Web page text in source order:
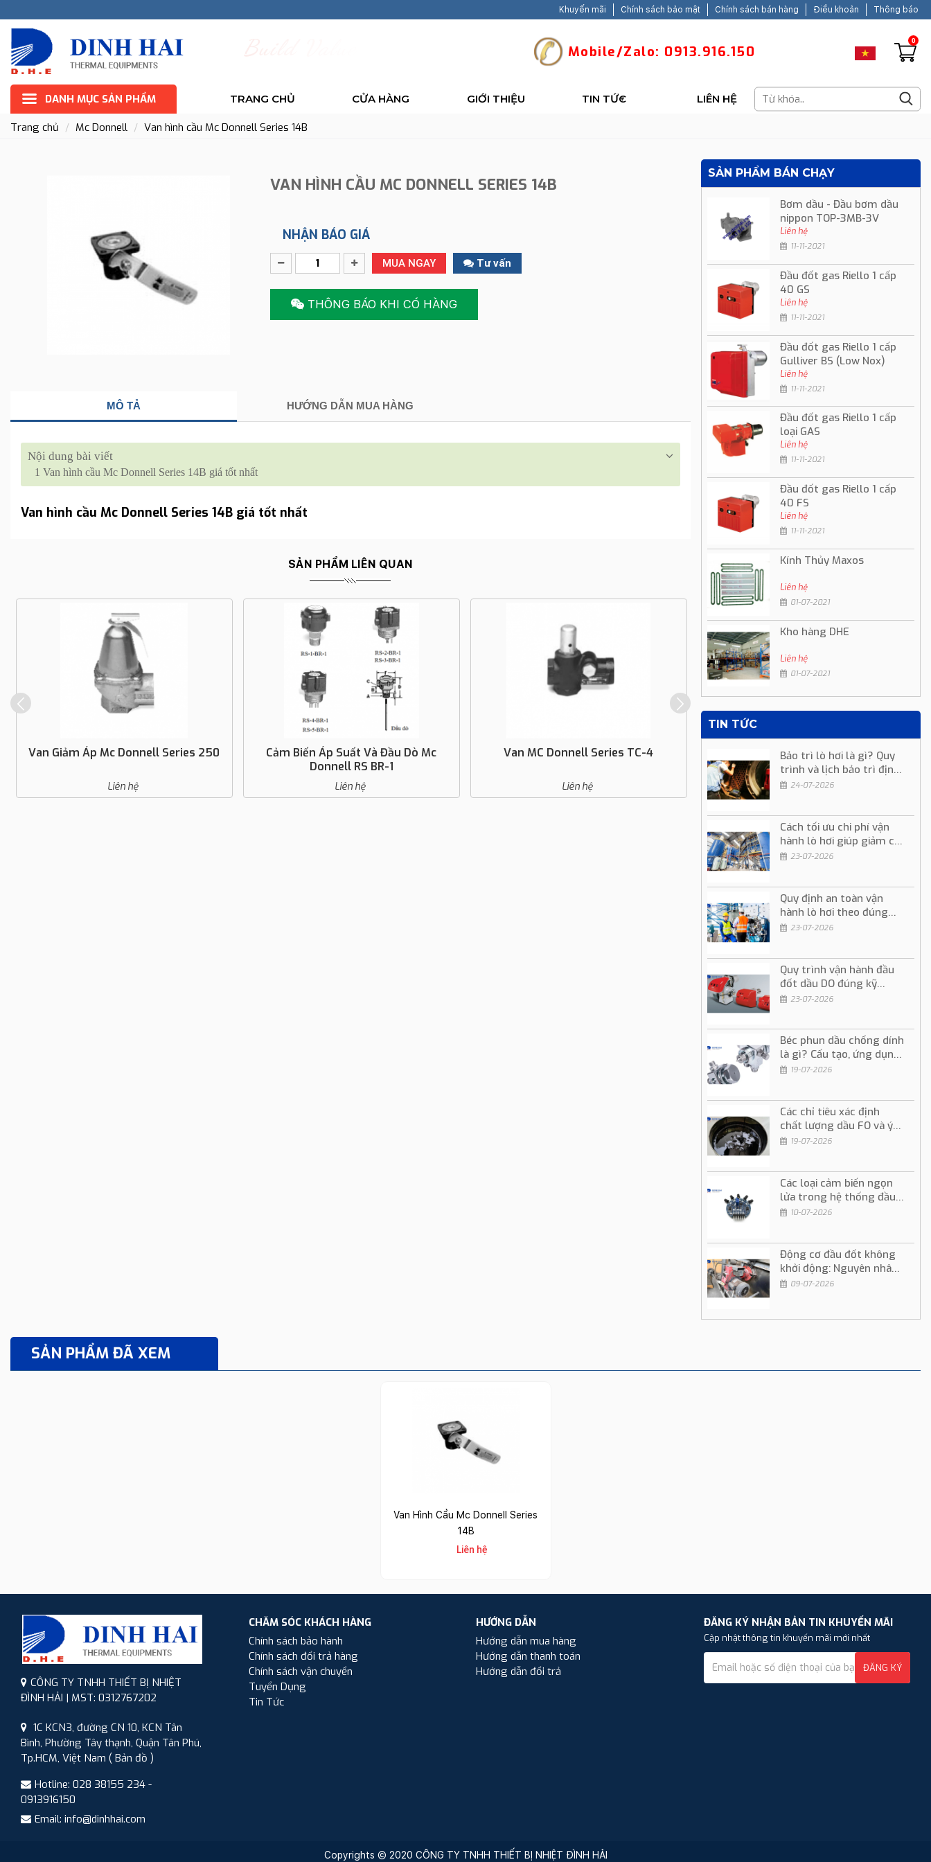
Khuyến mãi Chính sách bảo mật Chính sách bán hàng Điều khoản Thông báo
Mobile/Zalo: 0913.916.150
0
DANH MỤC SẢN PHẨM TRANG CHỦ CỬA HÀNG GIỚI THIỆU TIN TỨC LIÊN HỆ
Trang chủ Mc Donnell Van hình cầu Mc Donnell Series 14B
VAN HÌNH CẦU MC DONNELL SERIES 14B
NHẬN BÁO GIÁ
MUA NGAY Tư vấn
THÔNG BÁO KHI CÓ HÀNG
MÔ TẢ HƯỚNG DẪN MUA HÀNG
Nội dung bài viết
1 Van hình cầu Mc Donnell Series 14B giá tốt nhất
Van hình cầu Mc Donnell Series 14B giá tốt nhất
SẢN PHẨM LIÊN QUAN
Van Giảm Áp Mc Donnell Series 250
Liên hệ
Cảm Biến Áp Suất Và Đầu Dò Mc
Donnell RS BR-1
Liên hệ
Van MC Donnell Series TC-4
Liên hệ
Thiết Bị Điều Chỉnh Mực Nước Lò Hơi
MC 94
Liên hệ
SẢN PHẨM BÁN CHẠY
Bơm dầu - Đầu bơm dầu
nippon TOP-3MB-3V
Liên hệ
11-11-2021
Đầu đốt gas Riello 1 cấp
40 GS
Liên hệ
11-11-2021
Đầu đốt gas Riello 1 cấp
Gulliver BS (Low Nox)
Liên hệ
11-11-2021
Đầu đốt gas Riello 1 cấp
loại GAS
Liên hệ
11-11-2021
Đầu đốt gas Riello 1 cấp
40 FS
Liên hệ
11-11-2021
Kính Thủy Maxos
Liên hệ
01-07-2021
Kho hàng DHE
Liên hệ
01-07-2021
TIN TỨC
Bảo trì lò hơi là gì? Quy
trình và lịch bảo trì định
kỳ24-07-2026
Cách tối ưu chi phí vận
hành lò hơi giúp giảm chi
phí sản xuất
23-07-2026
Quy định an toàn vận
hành lò hơi theo đúng
quy trình kỹ thuật
23-07-2026
Quy trình vận hành đầu
đốt dầu DO đúng kỹ
thuật và an toàn
23-07-2026
Béc phun dầu chống dính
là gì? Cấu tạo, ứng dụng
và cách sử dụng
19-07-2026
Các chỉ tiêu xác định
chất lượng dầu FO và ý
nghĩa trong vận hành
19-07-2026
Các loại cảm biến ngọn
lửa trong hệ thống đầu
đốt dầu và gas
10-07-2026
Động cơ đầu đốt không
khởi động: Nguyên nhân
và cách khắc phục
09-07-2026
SẢN PHẨM ĐÃ XEM
Van Hình Cầu Mc Donnell Series
14B
Liên hệ
CÔNG TY TNHH THIẾT BỊ NHIỆT
ĐÌNH HẢI | MST: 0312767202
1C KCN3, đường CN 10, KCN Tân
Bình, Phường Tây thạnh, Quận Tân Phú,
Tp.HCM, Việt Nam ( Bản đồ )
Hotline: 028 38155 234 -
0913916150
Email: info@dinhhai.com
CHĂM SÓC KHÁCH HÀNG
Chính sách bảo hành
Chính sách đổi trả hàng
Chính sách vận chuyển
Tuyển Dụng
Tin Tức
HƯỚNG DẪN
Hướng dẫn mua hàng
Hướng dẫn thanh toán
Hướng dẫn đổi trả
ĐĂNG KÝ NHẬN BẢN TIN KHUYẾN MÃI
Cập nhật thông tin khuyến mãi mới nhất
ĐĂNG KÝ
Copyrights © 2020 CÔNG TY TNHH THIẾT BỊ NHIỆT ĐÌNH HẢI